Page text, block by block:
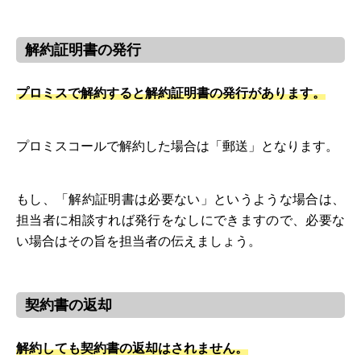
解約証明書の発行
プロミスで解約すると解約証明書の発行があります。
プロミスコールで解約した場合は「郵送」となります。
もし、「解約証明書は必要ない」というような場合は、
担当者に相談すれば発行をなしにできますので、必要な
い場合はその旨を担当者の伝えましょう。
契約書の返却
解約しても契約書の返却はされません。